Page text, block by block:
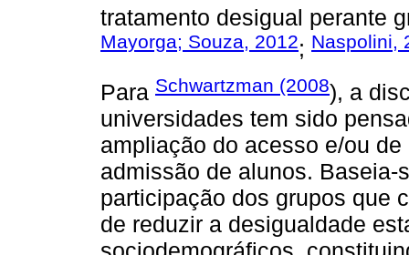
tratamento desigual perante
Mayorga; Souza, 2012; Naspolini,
Para Schwartzman (2008), a
universidades tem sido
ampliação do acesso e/ou
admissão de alunos. Baseia-
participação dos grupos que
de reduzir a desigualdade